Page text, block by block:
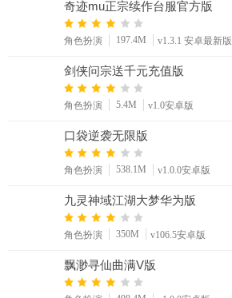
奇迹mu正宗续作台服官方版
角色扮演 197.4M v1.3.1 安卓最新版
剑侠问宗送千元充值版
角色扮演 5.4M v1.0安卓版
口袋逆袭无限版
角色扮演 538.1M v1.0.0安卓版
九灵神域江湖大梦华为版
角色扮演 350M v106.5安卓版
飘渺寻仙曲满V版